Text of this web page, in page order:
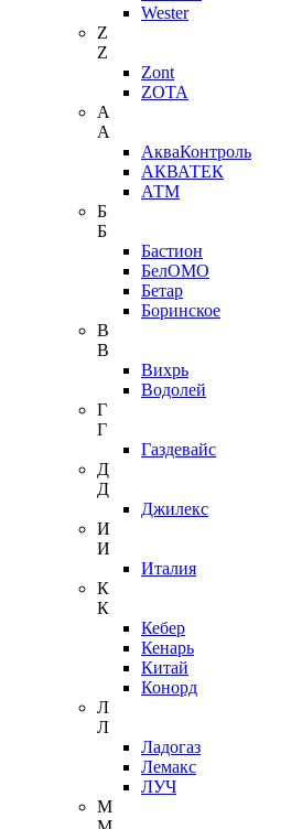
Wester
Z
Z
Zont
ZOTA
А
А
АкваКонтроль
АКВАТЕК
АТМ
Б
Б
Бастион
БелОМО
Бетар
Боринское
В
В
Вихрь
Водолей
Г
Г
Газдевайс
Д
Д
Джилекс
И
И
Италия
К
К
Кебер
Кенарь
Китай
Конорд
Л
Л
Ладогаз
Лемакс
ЛУЧ
М